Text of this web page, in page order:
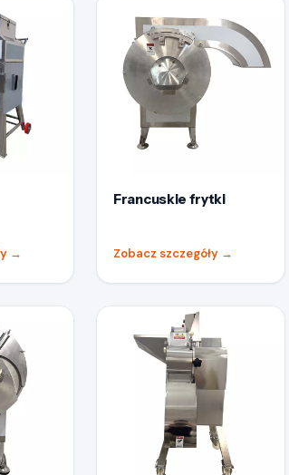
→
Francuskie frytki
Zobacz szczegóły →